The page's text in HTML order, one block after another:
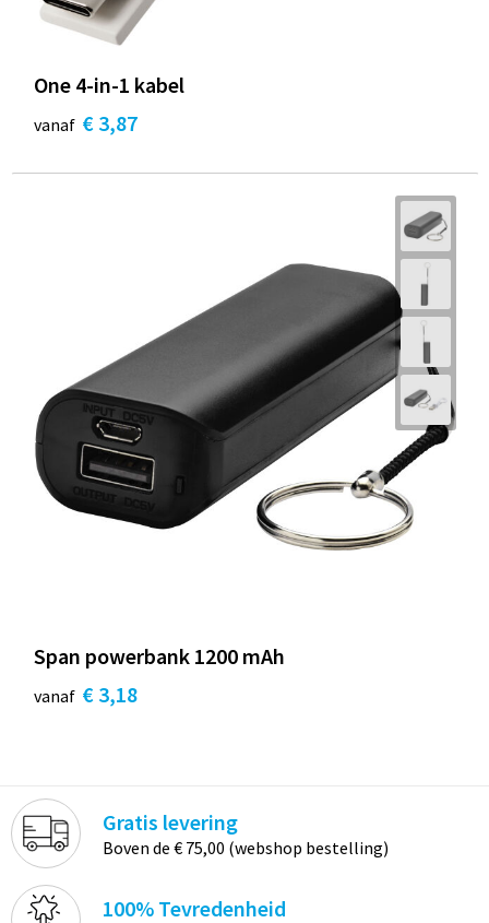
One 4-in-1 kabel
vanaf € 3,87
Span powerbank 1200 mAh
vanaf € 3,18
Gratis levering
Boven de € 75,00 (webshop bestelling)
100% Tevredenheid